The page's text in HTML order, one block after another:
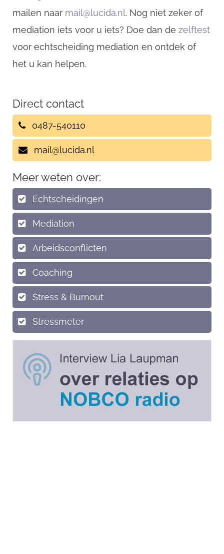
mailen naar mail@lucida.nl. Nog niet zeker of
mediation iets voor u iets? Doe dan de zelftest
voor echtscheiding mediation en ontdek of
het u kan helpen.
Direct contact
0487-540110
mail@lucida.nl
Meer weten over:
Echtscheidingen
Mediation
Arbeidsconflicten
Coaching
Stress & Burnout
Stressmeter